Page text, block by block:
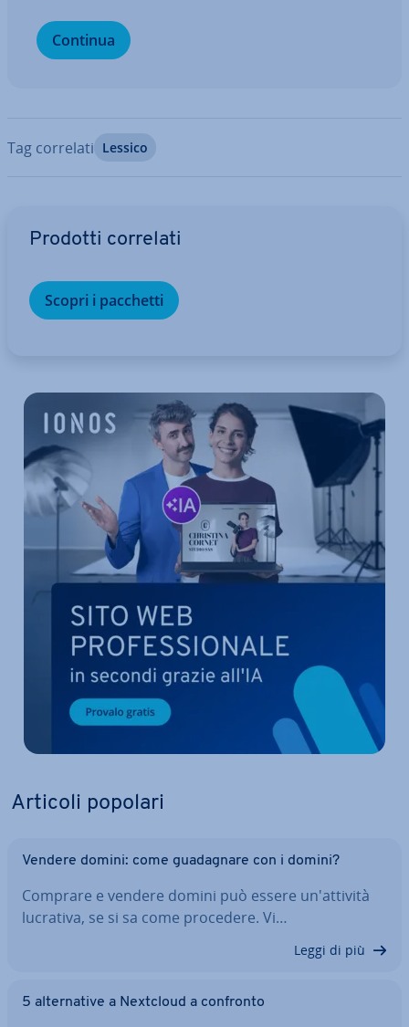
Continua
Tag correlati Lessico
Prodotti correlati
Scopri i pacchetti
Articoli popolari
Vendere domini: come gua­da­gna­re con i domini?
Comprare e vendere domini può essere un'at­ti­vi­tà
lucrativa, se si sa come procedere. Vi…
Leggi di più
5 al­ter­na­ti­ve a Nextcloud a confronto